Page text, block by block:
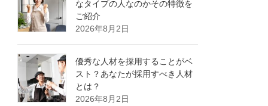
なタイプの人なのかその特徴を
ご紹介
2026年8月2日
優秀な人材を採用することがベ
スト？あなたが採用すべき人材
とは？
2026年8月2日